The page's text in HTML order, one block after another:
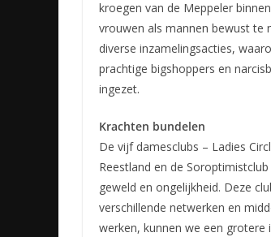
kroegen van de Meppeler
vrouwen als mannen bewust te
diverse inzamelingsacties,
prachtige bigshoppers en
ingezet.
Krachten bundelen
De vijf damesclubs – Ladies
Reestland en de
geweld en ongelijkheid. Deze
verschillende netwerken en
werken, kunnen we een grotere